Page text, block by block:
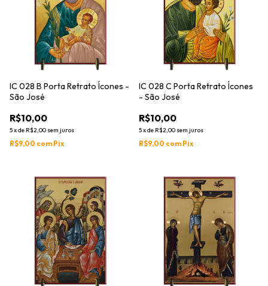
IC 028 B Porta Retrato Ícones -
São José
R$10,00
5xde R$2,00 sem juros
R$9,00 com Pix
IC 028 C Porta Retrato Ícones
- São José
R$10,00
5xde R$2,00 sem juros
R$9,00 com Pix